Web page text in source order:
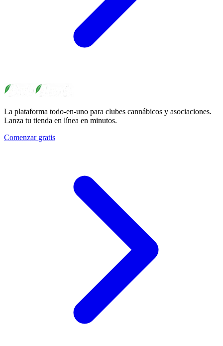
La plataforma todo-en-uno para clubes cannábicos y asociaciones.
Lanza tu tienda en línea en minutos.
Comenzar gratis